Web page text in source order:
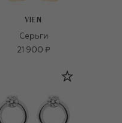
VIEN
Серьги
21 900 ₽